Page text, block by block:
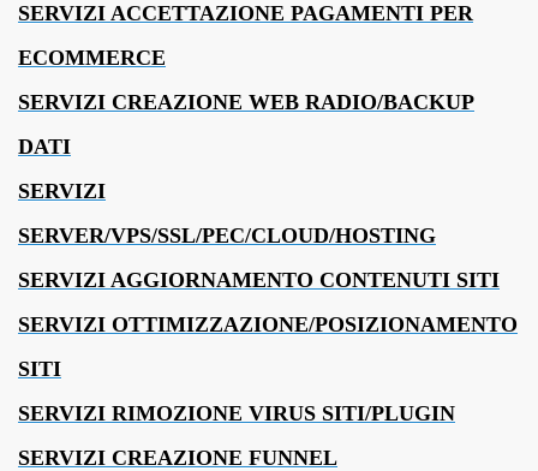
SERVIZI ACCETTAZIONE PAGAMENTI PER
ECOMMERCE
SERVIZI CREAZIONE WEB RADIO/BACKUP
DATI
SERVIZI
SERVER/VPS/SSL/PEC/CLOUD/HOSTING
SERVIZI AGGIORNAMENTO CONTENUTI SITI
SERVIZI OTTIMIZZAZIONE/POSIZIONAMENTO
SITI
SERVIZI RIMOZIONE VIRUS SITI/PLUGIN
SERVIZI CREAZIONE FUNNEL